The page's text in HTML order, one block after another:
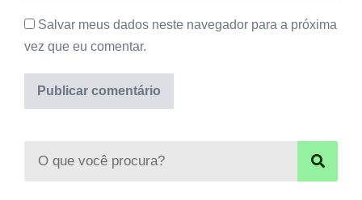
Salvar meus dados neste navegador para a próxima
vez que eu comentar.